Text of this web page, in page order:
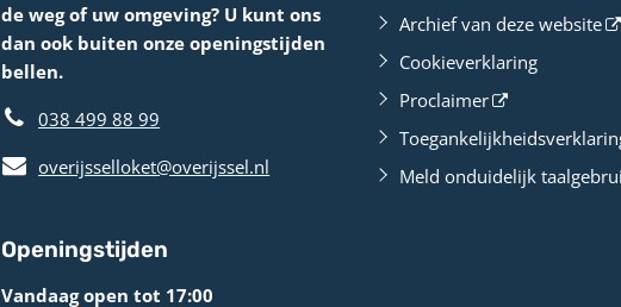
de weg of uw omgeving? U kunt ons
dan ook buiten onze openingstijden
bellen.
038 499 88 99
overijsselloket@overijssel.nl
Openingstijden
Vandaag open tot 17:00
Archief van deze website
Cookieverklaring
Proclaimer
Meld onduidelijk